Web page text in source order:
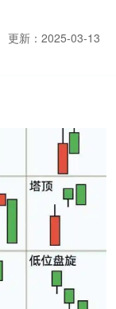
更新：2025-03-13